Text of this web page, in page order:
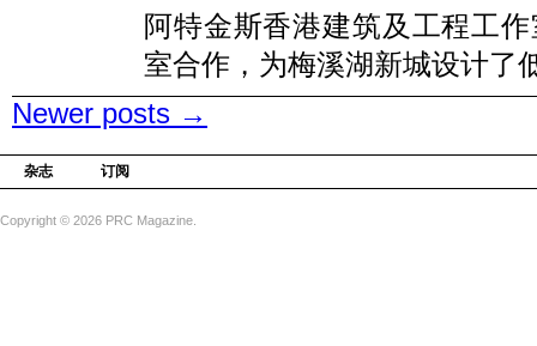
阿特金斯香港建筑及工程工
室合作，为梅溪湖新城设计了
Newer posts →
杂志 订阅
Copyright © 2026 PRC Magazine.